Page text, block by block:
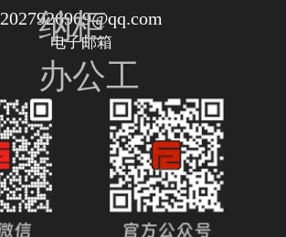
2027926969@qq.com
电子邮箱
纳柜
办公工
位
制式营
具